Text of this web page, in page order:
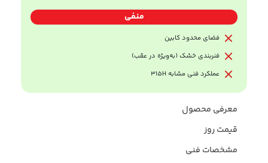
منفی
فضای محدود کابین
فنربندی خشک (به‌ویژه در عقب)
عملکرد فنی مشابه 315H
معرفی محصول
قیمت روز
مشخصات فنی